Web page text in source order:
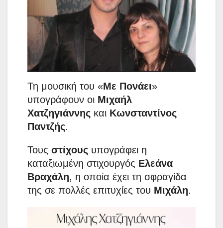
Τη μουσική του «Με Πονάει»
υπογράφουν οι Μιχαήλ
Χατζηγιάννης και Κωνσταντίνος
Παντζής.
Τους στίχους υπογράφει η
καταξιωμένη στιχουργός Ελεάνα
Βραχάλη, η οποία έχει τη σφραγίδα
της σε πολλές επιτυχίες του Μιχάλη.